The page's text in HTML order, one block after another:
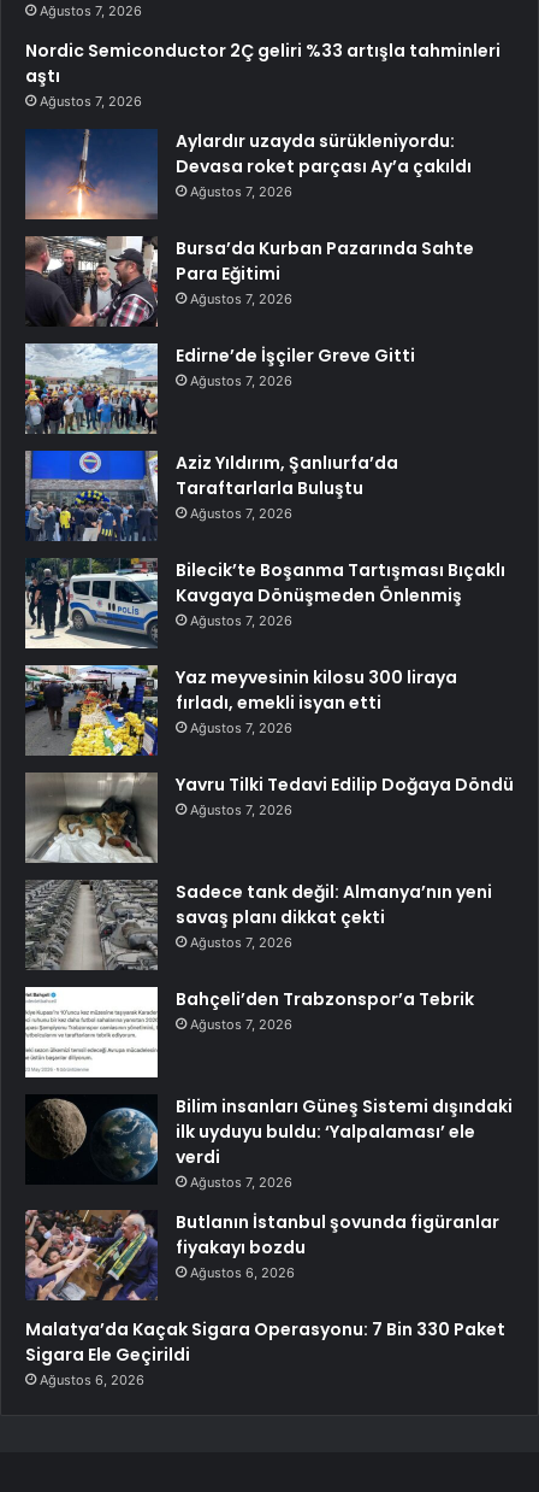
Ağustos 7, 2026
Nordic Semiconductor 2Ç geliri %33 artışla tahminleri
aştı
Ağustos 7, 2026
Aylardır uzayda sürükleniyordu:
Devasa roket parçası Ay’a çakıldı
Ağustos 7, 2026
Bursa’da Kurban Pazarında Sahte
Para Eğitimi
Ağustos 7, 2026
Edirne’de İşçiler Greve Gitti
Ağustos 7, 2026
Aziz Yıldırım, Şanlıurfa’da
Taraftarlarla Buluştu
Ağustos 7, 2026
Bilecik’te Boşanma Tartışması Bıçaklı
Kavgaya Dönüşmeden Önlenmiş
Ağustos 7, 2026
Yaz meyvesinin kilosu 300 liraya
fırladı, emekli isyan etti
Ağustos 7, 2026
Yavru Tilki Tedavi Edilip Doğaya Döndü
Ağustos 7, 2026
Sadece tank değil: Almanya’nın yeni
savaş planı dikkat çekti
Ağustos 7, 2026
Bahçeli’den Trabzonspor’a Tebrik
Ağustos 7, 2026
Bilim insanları Güneş Sistemi dışındaki
ilk uyduyu buldu: ‘Yalpalaması’ ele
verdi
Ağustos 7, 2026
Butlanın İstanbul şovunda figüranlar
fiyakayı bozdu
Ağustos 6, 2026
Malatya’da Kaçak Sigara Operasyonu: 7 Bin 330 Paket
Sigara Ele Geçirildi
Ağustos 6, 2026